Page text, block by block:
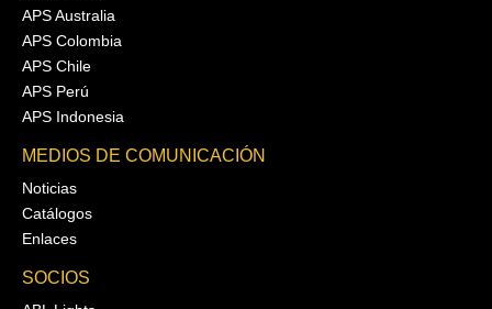
APS Australia
APS Colombia
APS Chile
APS Perú
APS Indonesia
MEDIOS DE COMUNICACIÓN
Noticias
Catálogos
Enlaces
SOCIOS